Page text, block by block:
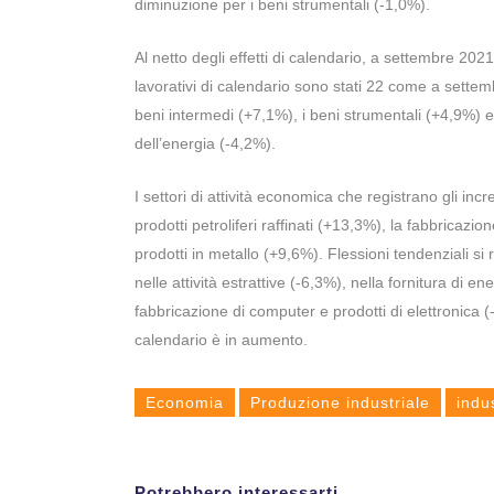
diminuzione per i beni strumentali (-1,0%).
Al netto degli effetti di calendario, a settembre
lavorativi di calendario sono stati 22 come a
beni intermedi (+7,1%), i beni strumentali (+4,9%)
dell’energia (-4,2%).
I settori di attività economica che registrano gli
prodotti petroliferi raffinati (+13,3%), la
prodotti in metallo (+9,6%). Flessioni tendenziali
nelle attività estrattive (-6,3%), nella fornitura di
fabbricazione di computer e prodotti di elettronica
calendario è in aumento.
Economia Produzione industriale